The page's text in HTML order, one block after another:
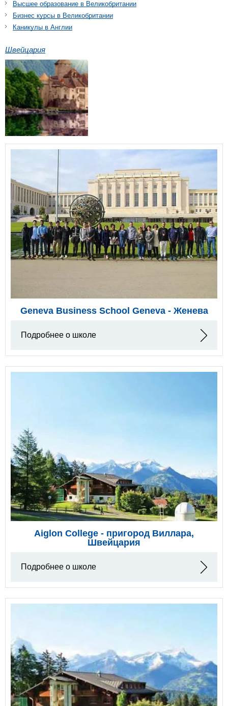
Высшее образование в Великобритании
Бизнес курсы в Великобритании
Каникулы в Англии
Швейцария
Geneva Business School Geneva - Женева
Подробнее о школе
Aiglon College - пригород Виллара,
Швейцария
Подробнее о школе